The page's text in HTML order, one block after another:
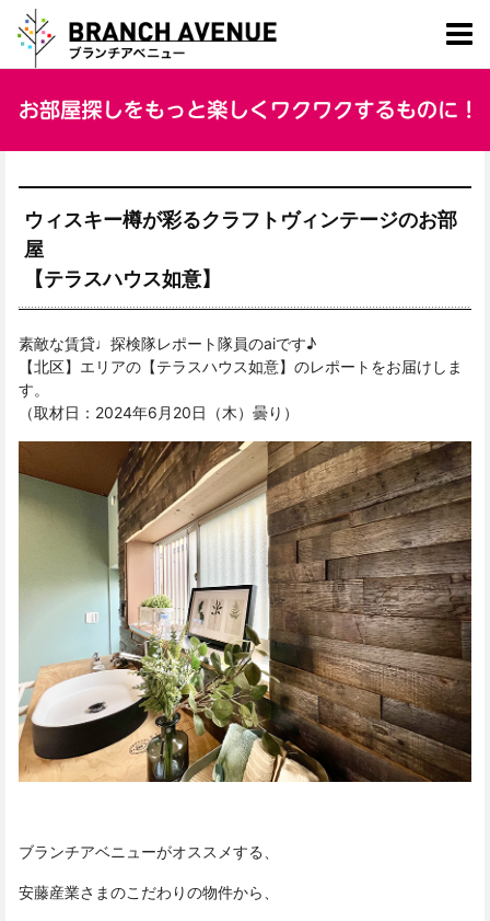
ウィスキー樽が彩るクラフトヴィンテージのお部
屋
【テラスハウス如意】
素敵な賃貸♩探検隊レポート隊員のaiです♪
【北区】エリアの【テラスハウス如意】のレポートをお届けしま
す。
（取材日：2024年6月20日（木）曇り）
ブランチアベニューがオススメする、
安藤産業さまのこだわりの物件から、